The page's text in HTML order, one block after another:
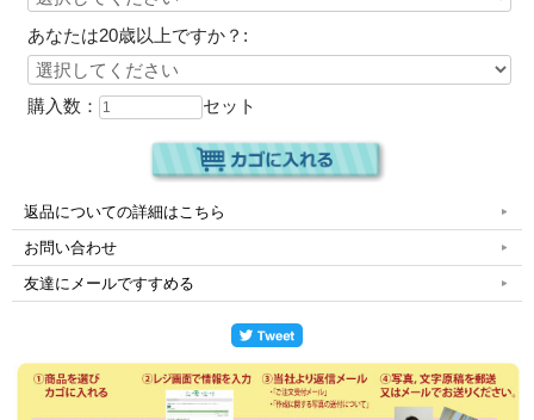
あなたは20歳以上ですか？:
購入数： セット
返品についての詳細はこちら
お問い合わせ
友達にメールですすめる